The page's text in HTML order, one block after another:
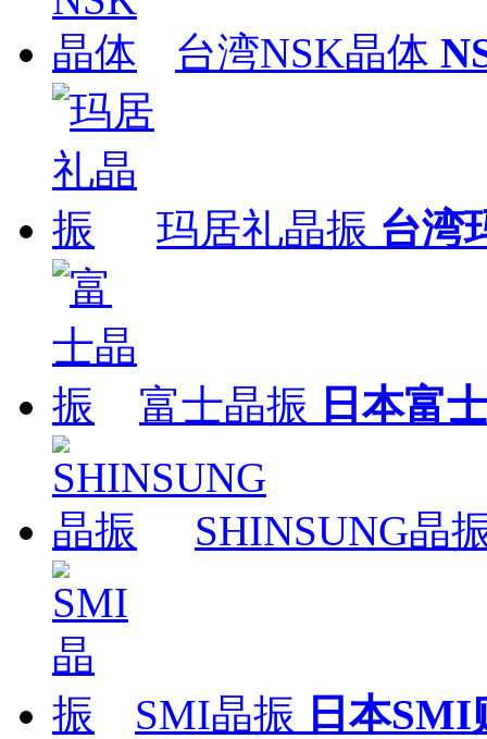
台湾NSK晶体
玛居礼晶振 台湾
富士晶振 日本富
SHINSUNG晶
SMI晶振 日本SMI